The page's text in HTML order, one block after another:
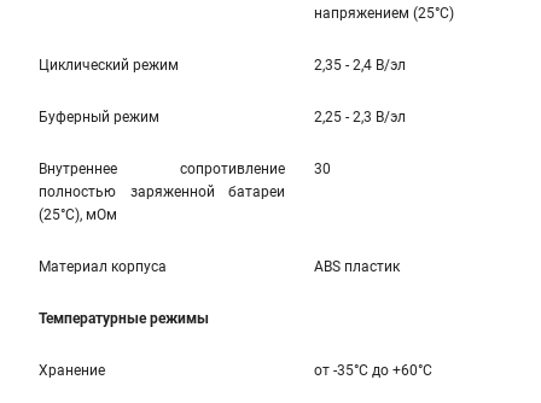
напряжением (25°С)
Циклический режим 2,35 - 2,4 В/эл
Буферный режим 2,25 - 2,3 В/эл
Внутреннее сопротивление
полностью заряженной батареи
(25°С), мОм
30
Материал корпуса ABS пластик
Температурные режимы
Хранение от -35°С до +60°С